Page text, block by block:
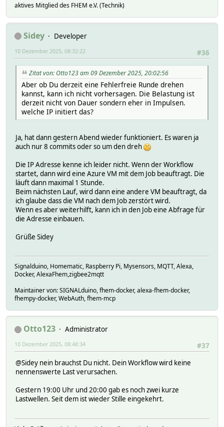
aktives Mitglied des FHEM e.V. (Technik)
Sidey
Developer
#36
10 Dezember 2025, 08:32:22
Zitat von: Otto123 am 09 Dezember 2025, 20:02:56
Aber ob Du derzeit eine Fehlerfreie Runde drehen
kannst, kann ich nicht vorhersagen. Die Belastung ist
derzeit nicht von Dauer sondern eher in Impulsen.
welche IP initiert das?
Ja, hat dann gestern Abend wieder funktioniert. Es waren ja
auch nur 8 commits oder so um den dreh
Die IP Adresse kenne ich leider nicht. Wenn der Workflow
startet, dann wird eine Azure VM mit dem Job beauftragt. Die
läuft dann maximal 1 Stunde.
Beim nächsten Lauf, wird dann eine andere VM beauftragt, da
ich glaube dass die VM nach dem Job zerstört wird.
Wenn es aber weiterhilft, kann ich in den Job eine Abfrage für
die Adresse einbauen.
Grüße Sidey
Signalduino, Homematic, Raspberry Pi, Mysensors, MQTT, Alexa,
Docker, AlexaFhem,zigbee2mqtt
Maintainer von: SIGNALduino, fhem-docker, alexa-fhem-docker,
fhempy-docker, WebAuth, fhem-mcp
Otto123
Administrator
#37
10 Dezember 2025, 08:48:34
@Sidey nein brauchst Du nicht. Dein Workflow wird keine
nennenswerte Last verursachen.
Gestern 19:00 Uhr und 20:00 gab es noch zwei kurze
Lastwellen. Seit dem ist wieder Stille eingekehrt.